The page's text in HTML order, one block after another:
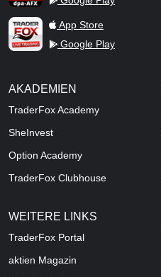
TraderFox Live Trading
App Store
Google Play
AKADEMIEN
TraderFox Academy
SheInvest
Option Academy
TraderFox Clubhouse
WEITERE LINKS
TraderFox Portal
aktien Magazin